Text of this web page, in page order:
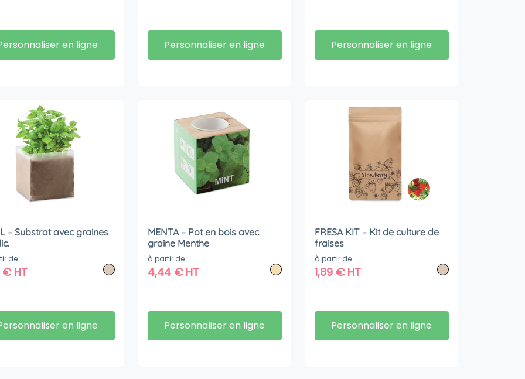
en ligne Personnaliser en ligne Personnaliser en ligne
– Substrat avec graines
de
€HT
en ligne
MENTA – Pot en bois avec
graine Menthe
à partir de
4,44 €HT
Personnaliser en ligne
FRESA KIT – Kit de culture de
fraises
à partir de
1,89 €HT
Personnaliser en ligne